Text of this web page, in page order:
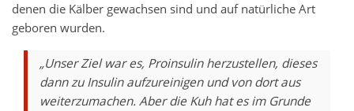
denen die Kälber gewachsen sind und auf natürliche Art
geboren wurden.
„Unser Ziel war es, Proinsulin herzustellen, dieses
dann zu Insulin aufzureinigen und von dort aus
weiterzumachen. Aber die Kuh hat es im Grunde